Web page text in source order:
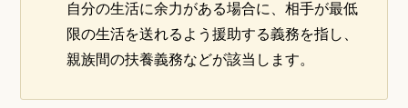
自分の生活に余力がある場合に、相手が最低
限の生活を送れるよう援助する義務を指し、
親族間の扶養義務などが該当します。